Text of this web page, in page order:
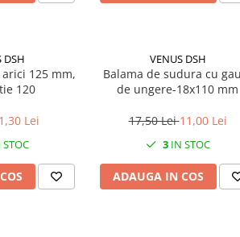
DSH
125 mm,
120
Lei
VENUS DSH
Balama de sudura cu
de ungere-18x110 mm
17,50 Lei11,00 Lei
3IN STOC
ADAUGA IN COS